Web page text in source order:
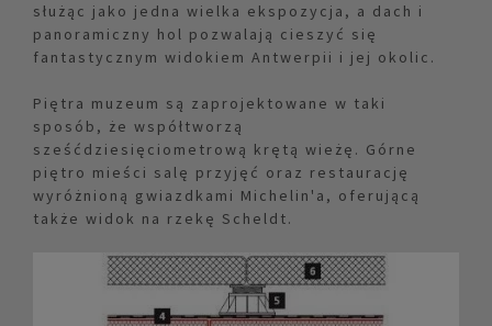
służąc jako jedna wielka ekspozycja, a dach i
panoramiczny hol pozwalają cieszyć się
fantastycznym widokiem Antwerpii i jej okolic.
Piętra muzeum są zaprojektowane w taki
sposób, że współtworzą
sześćdziesięciometrową krętą wieżę. Górne
piętro mieści salę przyjęć oraz restaurację
wyróżnioną gwiazdkami Michelin'a, oferującą
także widok na rzekę Scheldt.